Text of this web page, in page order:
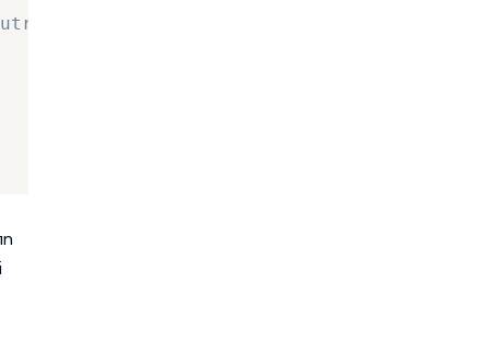
avec le mot clé function